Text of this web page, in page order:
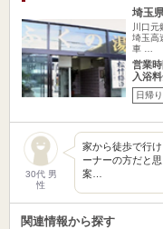
埼玉
川口
埼玉高
車 …
営業
入浴
日帰り
30代 男
性
家から徒歩で行
ーナーの方だと
案…
関連情報から探す